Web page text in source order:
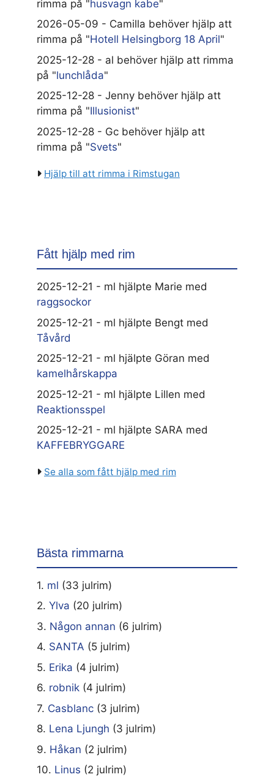
rimma på "husvagn kabe"
2026-05-09 - Camilla behöver hjälp att
rimma på "Hotell Helsingborg 18 April"
2025-12-28 - al behöver hjälp att rimma
på "lunchlåda"
2025-12-28 - Jenny behöver hjälp att
rimma på "Illusionist"
2025-12-28 - Gc behöver hjälp att
rimma på "Svets"
Hjälp till att rimma i Rimstugan
Fått hjälp med rim
2025-12-21 - ml hjälpte Marie med
raggsockor
2025-12-21 - ml hjälpte Bengt med
Tåvård
2025-12-21 - ml hjälpte Göran med
kamelhårskappa
2025-12-21 - ml hjälpte Lillen med
Reaktionsspel
2025-12-21 - ml hjälpte SARA med
KAFFEBRYGGARE
Se alla som fått hjälp med rim
Bästa rimmarna
1. ml (33 julrim)
2. Ylva (20 julrim)
3. Någon annan (6 julrim)
4. SANTA (5 julrim)
5. Erika (4 julrim)
6. robnik (4 julrim)
7. Casblanc (3 julrim)
8. Lena Ljungh (3 julrim)
9. Håkan (2 julrim)
10. Linus (2 julrim)